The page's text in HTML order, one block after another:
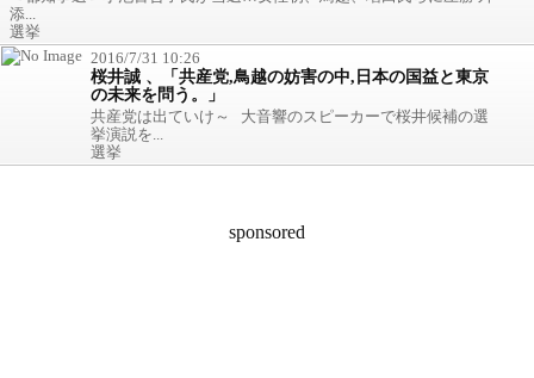
添...
選挙
2016/7/31 10:26
桜井誠 、「共産党,鳥越の妨害の中,日本の国益と東京
の未来を問う。」
共産党は出ていけ～ 大音響のスピーカーで桜井候補の選
挙演説を...
選挙
sponsored